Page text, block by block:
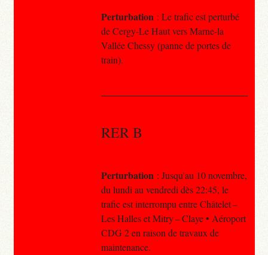
Perturbation : Le trafic est perturbé
de Cergy-Le Haut vers Marne-la
Vallée Chessy (panne de portes de
train).
RER B
Perturbation : Jusqu'au 10 novembre,
du lundi au vendredi dès 22:45, le
trafic est interrompu entre Châtelet –
Les Halles et Mitry – Claye • Aéroport
CDG 2 en raison de travaux de
maintenance.